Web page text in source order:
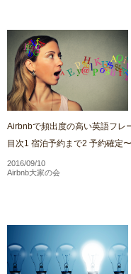
Airbnbで頻出度の高い英語フレ
目次1 宿泊予約まで2 予約確定
2016/09/10
Airbnb大家の会